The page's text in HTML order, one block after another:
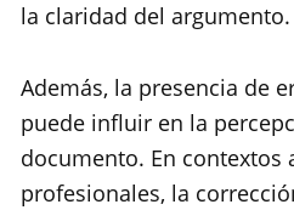
la claridad del argumento.
Además, la presencia de
puede influir en la
documento. En contextos
profesionales, la